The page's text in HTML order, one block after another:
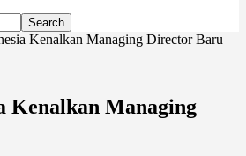
Kenalkan Managing Director Baru
Kenalkan Managing